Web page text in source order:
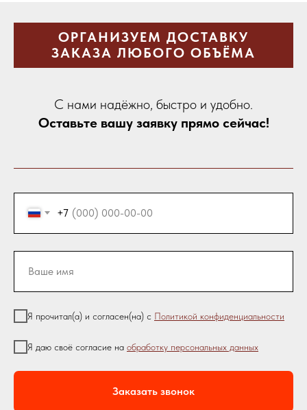
ОРГАНИЗУЕМ ДОСТАВКУ
ЗАКАЗА ЛЮБОГО ОБЪЁМА
С нами надёжно, быстро и удобно.
Оставьте вашу заявку прямо сейчас!
+7
Я прочитал(а) и согласен(на) с Политикой конфиденциальности
Я даю своё согласие на обработку персональных данных
Заказать звонок